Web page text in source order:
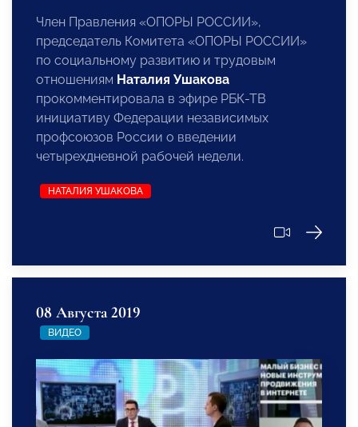
Член Правления «ОПОРЫ РОССИИ»,
председатель Комитета «ОПОРЫ РОССИИ»
по социальному развитию и трудовым
отношениям Наталия Ушакова
прокомментировала в эфире РБК-ТВ
инициативу Федерации независимых
профсоюзов России о введении
четырехдневной рабочей недели.
НАТАЛИЯ УШАКОВА
08 Августа 2019
ВИДЕО